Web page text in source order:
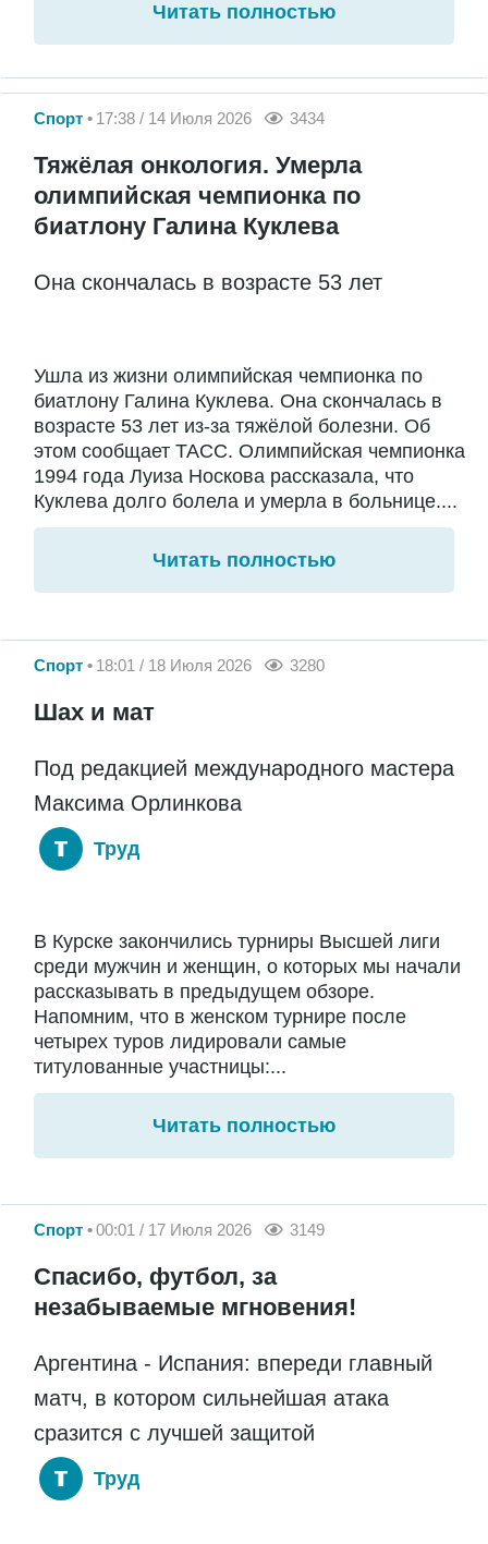
Читать полностью
Спорт 17:38 / 14 Июля 2026 3434
Тяжёлая онкология. Умерла
олимпийская чемпионка по
биатлону Галина Куклева
Она скончалась в возрасте 53 лет
Ушла из жизни олимпийская чемпионка по
биатлону Галина Куклева. Она скончалась в
возрасте 53 лет из-за тяжёлой болезни. Об
этом сообщает ТАСС. Олимпийская чемпионка
1994 года Луиза Носкова рассказала, что
Куклева долго болела и умерла в больнице....
Читать полностью
Спорт 18:01 / 18 Июля 2026 3280
Шах и мат
Под редакцией международного мастера
Максима Орлинкова
Труд
В Курске закончились турниры Высшей лиги
среди мужчин и женщин, о которых мы начали
рассказывать в предыдущем обзоре.
Напомним, что в женском турнире после
четырех туров лидировали самые
титулованные участницы:...
Читать полностью
Спорт 00:01 / 17 Июля 2026 3149
Спасибо, футбол, за
незабываемые мгновения!
Аргентина - Испания: впереди главный
матч, в котором сильнейшая атака
сразится с лучшей защитой
Труд